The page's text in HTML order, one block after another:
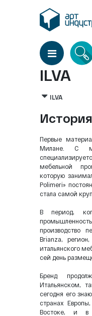
ILVA
ILVA
Первые
Милане. С
мебельной
которую
Polimeri»
стала самой
В период,
производство
Brianza,
итальянского
сей день
Бренд
Итальянском,
сегодня его
странах
Востоке, и в